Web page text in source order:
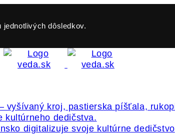
dôsledkov.
digitalizuje svoje kultúrne dedičstvo